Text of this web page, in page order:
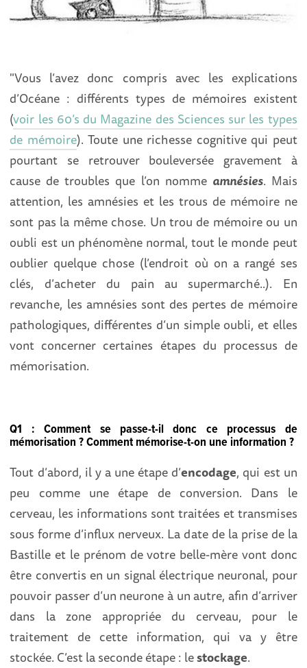
"Vous l’avez donc compris avec les explications
d’Océane : différents types de mémoires existent
(voir les 60’s du Magazine des Sciences sur les types
de mémoire). Toute une richesse cognitive qui peut
pourtant se retrouver bouleversée gravement à
cause de troubles que l’on nomme amnésies. Mais
attention, les amnésies et les trous de mémoire ne
sont pas la même chose. Un trou de mémoire ou un
oubli est un phénomène normal, tout le monde peut
oublier quelque chose (l’endroit où on a rangé ses
clés, d’acheter du pain au supermarché..). En
revanche, les amnésies sont des pertes de mémoire
pathologiques, différentes d’un simple oubli, et elles
vont concerner certaines étapes du processus de
mémorisation.
Q1 : Comment se passe-t-il donc ce processus de
mémorisation ? Comment mémorise-t-on une information ?
Tout d’abord, il y a une étape d’encodage, qui est un
peu comme une étape de conversion. Dans le
cerveau, les informations sont traitées et transmises
sous forme d’influx nerveux. La date de la prise de la
Bastille et le prénom de votre belle-mère vont donc
être convertis en un signal électrique neuronal, pour
pouvoir passer d’un neurone à un autre, afin d’arriver
dans la zone appropriée du cerveau, pour le
traitement de cette information, qui va y être
stockée. C’est la seconde étape : lestockage.